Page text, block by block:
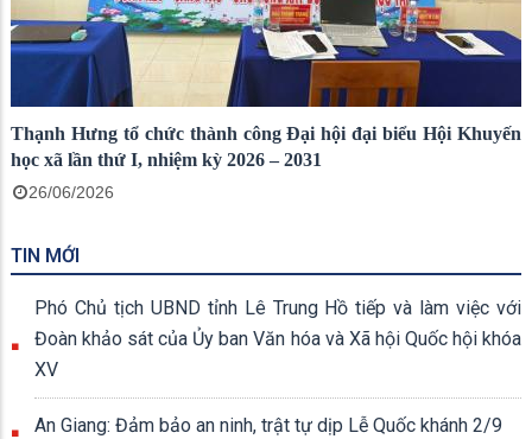
Thạnh Hưng tổ chức thành công Đại hội đại biểu Hội Khuyến
học xã lần thứ I, nhiệm kỳ 2026 – 2031
26/06/2026
TIN MỚI
Phó Chủ tịch UBND tỉnh Lê Trung Hồ tiếp và làm việc với
Đoàn khảo sát của Ủy ban Văn hóa và Xã hội Quốc hội khóa
XV
An Giang: Đảm bảo an ninh, trật tự dịp Lễ Quốc khánh 2/9